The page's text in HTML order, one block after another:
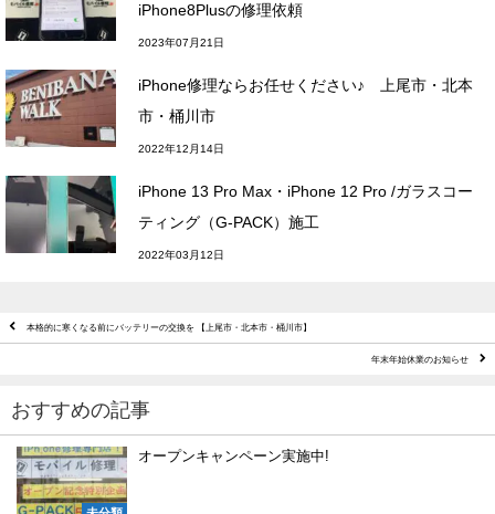
iPhone8Plusの修理依頼
2023年07月21日
iPhone修理ならお任せください♪ 上尾市・北本
市・桶川市
2022年12月14日
iPhone 13 Pro Max・iPhone 12 Pro /ガラスコー
ティング（G-PACK）施工
2022年03月12日
本格的に寒くなる前にバッテリーの交換を 【上尾市・北本市・桶川市】
年末年始休業のお知らせ
おすすめの記事
オープンキャンペーン実施中!